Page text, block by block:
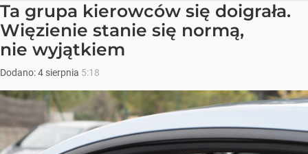
Ta grupa kierowców się doigrała.
Więzienie stanie się normą,
nie wyjątkiem
Dodano:4 sierpnia 5:18